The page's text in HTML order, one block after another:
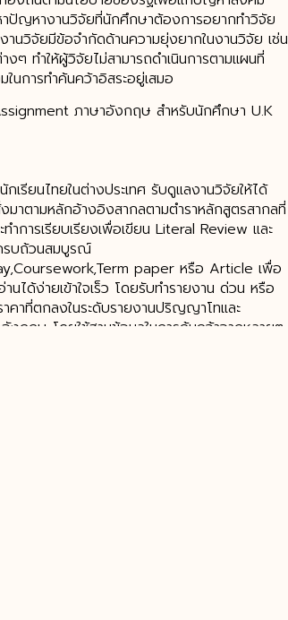
าปัญหางานวิจัยที่นักศึกษาต้องการอยากทำวิจัย
นวิจัยมีข้อจำกัดด้านความยุ่งยากในงานวิจัย เช่น
งๆ ทำให้ผู้วิจัยไม่สามารถดำเนินการตามแผนที่
การทำค้นคว้าอิสระอยู่เสมอ
ภาษาอังกฤษ สำหรับนักศึกษา U.K
รียนไทยในต่างประเทศ รับดูแลงานวิจัยให้ได้
าตามหลักอ้างอิงสากลตามตำราหลักสูตรสากลที่
ำการเรียบเรียงเพื่อเขียน Literal Review และ
รบถ้วนสมบูรณ์
paper หรือ Article เพื่อ
นได้ง่ายเข้าใจเร็ว โดยรับทํารายงาน ด่วน หรือ
คาที่ตกลงในระดับรายงานปริญญาโทและ
กฤษ โดยใช้ฐานข้อมูลในการค้นคว้าจากหลายๆ